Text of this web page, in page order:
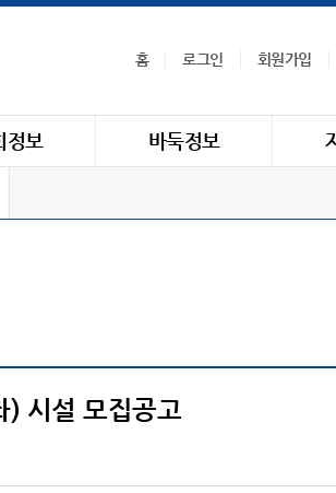
홈 로그인 회원가입
정보 바둑정보
시설 모집공고